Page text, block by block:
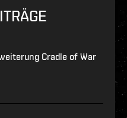
Cradle of War